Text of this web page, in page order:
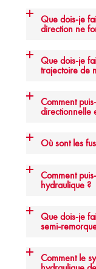
Que dois-je
direction ne
Que dois-je
trajectoire de
Comment
directionnelle
Où sont les
Comment
hydraulique ?
Que dois-je
semi-
Comment le